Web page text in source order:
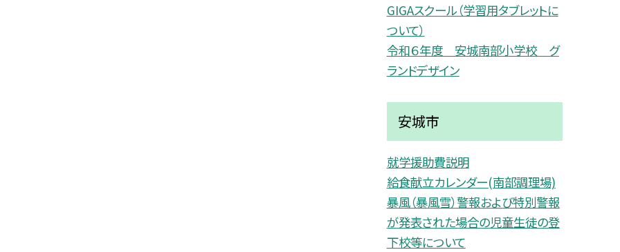
GIGAスクール（学習用タブレットに
ついて）
令和６年度 安城南部小学校 グ
ランドデザイン
安城市
就学援助費説明
給食献立カレンダー(南部調理場)
暴風（暴風雪）警報および特別警報
が発表された場合の児童生徒の登
下校等について